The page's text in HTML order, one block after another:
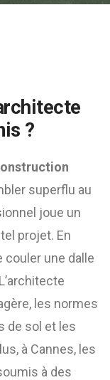
?
superflu au
joue un
projet. En
couler une dalle
les normes
de sol et les
à Cannes, les
à des